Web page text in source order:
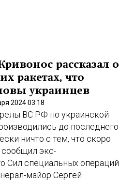
рассказал о
ракетах, что
украинцев
2024 03:18
ВС РФ по украинской
до последнего
ничто с тем, что скоро
экс-
Сил специальных операций
майор Сергей